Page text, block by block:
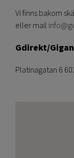
Vi finns bakom
eller mail
Gdirekt/
Platinagatan 6